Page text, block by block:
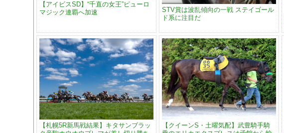
【アイビスSD】“千直の女王”ピューロ
マジック連覇へ加速
STV賞は波乱傾向の一戦 ステイゴール
ド系に注目だ
【札幌5R新馬戦結果】キタサンブラッ
【クイーンS・土曜気配】武豊騎手騎